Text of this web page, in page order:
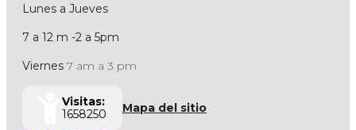
Lunes a Jueves
7 a 12 m -2 a 5pm
Viernes 7 am a 3 pm
Visitas:
1658250
Mapa del sitio